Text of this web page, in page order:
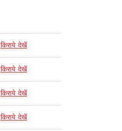
किराये देखें
किराये देखें
किराये देखें
किराये देखें